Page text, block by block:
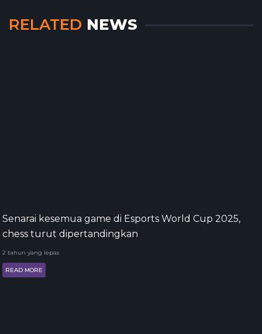
RELATED NEWS
Senarai kesemua game di Esports World Cup 2025,
chess turut dipertandingkan
2 tahun yang lepas
READ MORE